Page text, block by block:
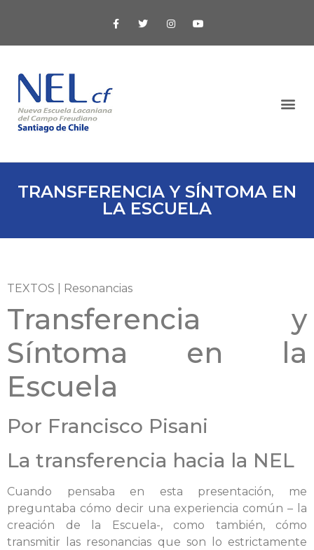
TRANSFERENCIA Y SÍNTOMA EN
LA ESCUELA
TEXTOS | Resonancias
Transferencia y
Síntoma en la
Escuela
Por Francisco Pisani
La transferencia hacia la NEL
Cuando pensaba en esta presentación, me
preguntaba cómo decir una experiencia común – la
creación de la Escuela-, como también, cómo
transmitir las resonancias que son lo estrictamente